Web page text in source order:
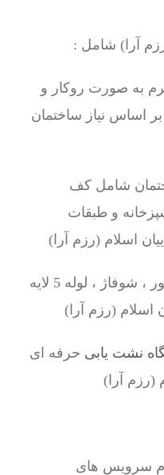
آرا) شامل :
به صورت روکار و
اساس نیاز ساختمان
شامل کف
و طبقات
اسلام (رزم آرا)
تعمیر لوله کشی پکیج و رادیاتور ، شوفاژ ، لوله 5 لایه
اسلام (رزم آرا)
نشت یابی حرفه ای
(رزم آرا)
سرویس های